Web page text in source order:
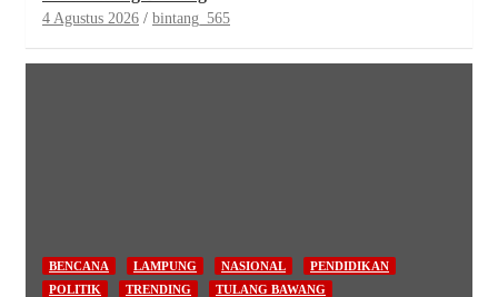
4 Agustus 2026 bintang_565
BENCANA LAMPUNG NASIONAL
PENDIDIKAN
POLITIK
TRENDING
TULANG BAWANG